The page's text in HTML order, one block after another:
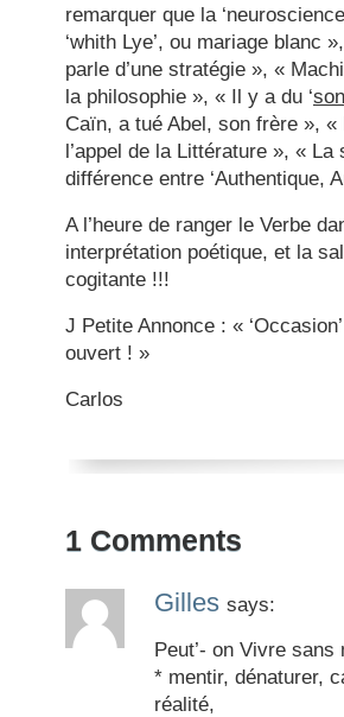
remarquer que la
‘whith Lye’, ou mariage blanc
parle d’une stratégie », «
la philosophie », « Il y a du ‘
Caïn, a tué Abel, son frère »,
l’appel de la Littérature », «
différence entre
A l’heure de ranger le Verbe
interprétation poétique, et la
cogitante !!!
J Petite Annonce : «
ouvert ! »
Carlos
1 Comments
Gilles says:
Peut’- on Vivre sans
* mentir, dénaturer,
réalité,